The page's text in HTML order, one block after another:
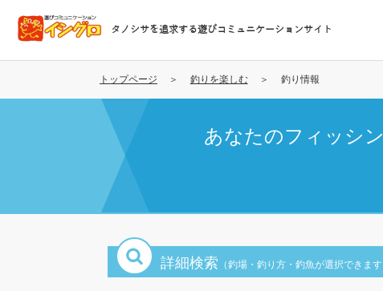
コ
テ
タノシサを追求する遊びコミュニケーションサイト
トップページ 釣りを楽しむ 釣り情報
あなたのフィッシ
詳細検索 （釣場・釣り方・釣魚が選択できます